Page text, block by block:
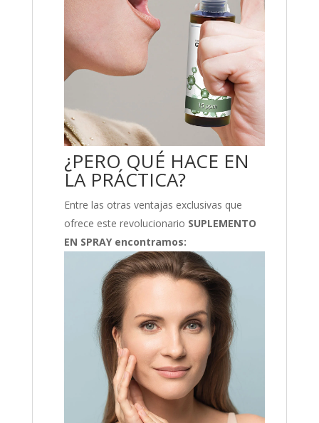
¿PERO QUÉ HACE EN
LA PRÁCTICA?
Entre las otras ventajas exclusivas que
ofrece este revolucionario SUPLEMENTO
EN SPRAY encontramos: